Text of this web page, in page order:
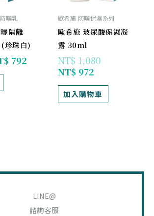
曬乳
隔離
珠白)
792
歐希施 防曬保濕系列
歐希施 玻尿酸保濕凝
露 30ml
NT$1,080
NT$ 972
加入購物車
LINE@
諮詢客服